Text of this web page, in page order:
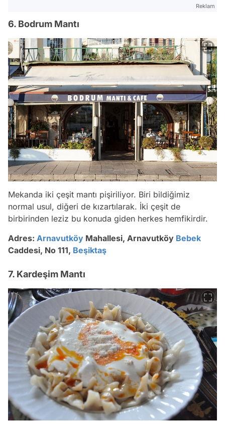
Reklam
6. Bodrum Mantı
Mekanda iki çeşit mantı pişiriliyor. Biri bildiğimiz
normal usul, diğeri de kızartılarak. İki çeşit de
birbirinden leziz bu konuda giden herkes hemfikirdir.
Adres: Arnavutköy Mahallesi, Arnavutköy Bebek
Caddesi, No 111, Beşiktaş
7. Kardeşim Mantı